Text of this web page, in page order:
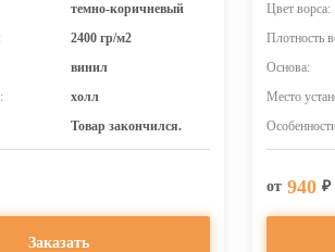
темно-коричневый
2400 гр/м2
винил
холл
Товар закончился.
Заказать
Цвет ворса:
Плотность
Основа:
Место
от 940 ₽